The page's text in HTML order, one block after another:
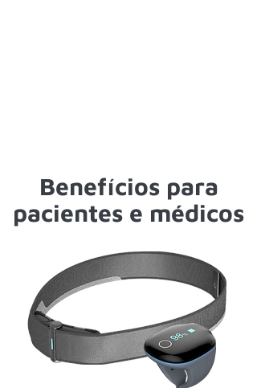
Benefícios para
pacientes e médicos